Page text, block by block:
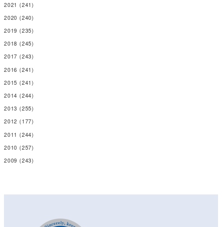
2021 (241)
2020 (240)
2019 (235)
2018 (245)
2017 (243)
2016 (241)
2015 (241)
2014 (244)
2013 (255)
2012 (177)
2011 (244)
2010 (257)
2009 (243)